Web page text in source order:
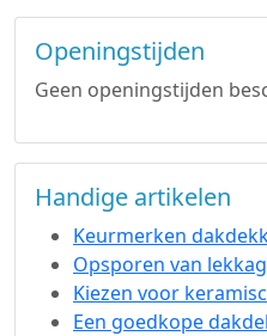
Openingstijden
Geen openingstijden
Handige artikelen
Keurmerken
Opsporen van
Kiezen voor
Een goedkope